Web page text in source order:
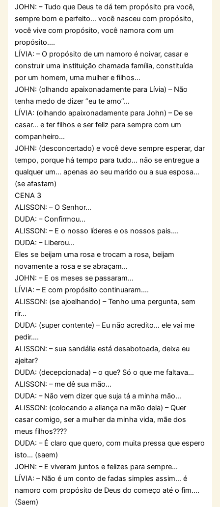
JOHN: – Tudo que Deus te dá tem propósito pra você,
sempre bom e perfeito… você nasceu com propósito,
você vive com propósito, você namora com um
propósito….
LÍVIA: – O propósito de um namoro é noivar, casar e
construir uma instituição chamada família, constituída
por um homem, uma mulher e filhos…
JOHN: (olhando apaixonadamente para Lívia) – Não
tenha medo de dizer “eu te amo”…
LÍVIA: (olhando apaixonadamente para John) – De se
casar… e ter filhos e ser feliz para sempre com um
companheiro…
JOHN: (desconcertado) e você deve sempre esperar, dar
tempo, porque há tempo para tudo… não se entregue a
qualquer um… apenas ao seu marido ou a sua esposa…
(se afastam)
CENA 3
ALISSON: – O Senhor…
DUDA: – Confirmou…
ALISSON: – E o nosso líderes e os nossos pais….
DUDA: – Liberou…
Eles se beijam uma rosa e trocam a rosa, beijam
novamente a rosa e se abraçam…
JOHN: – E os meses se passaram…
LÍVIA: – E com propósito continuaram….
ALISSON: (se ajoelhando) – Tenho uma pergunta, sem
rir…
DUDA: (super contente) – Eu não acredito… ele vai me
pedir….
ALISSON: – sua sandália está desabotoada, deixa eu
ajeitar?
DUDA: (decepcionada) – o que? Só o que me faltava…
ALISSON: – me dê sua mão…
DUDA: – Não vem dizer que suja tá a minha mão…
ALISSON: (colocando a aliança na mão dela) – Quer
casar comigo, ser a mulher da minha vida, mãe dos
meus filhos????
DUDA: – É claro que quero, com muita pressa que espero
isto… (saem)
JOHN: – E viveram juntos e felizes para sempre…
LÍVIA: – Não é um conto de fadas simples assim… é
namoro com propósito de Deus do começo até o fim….
(Saem)